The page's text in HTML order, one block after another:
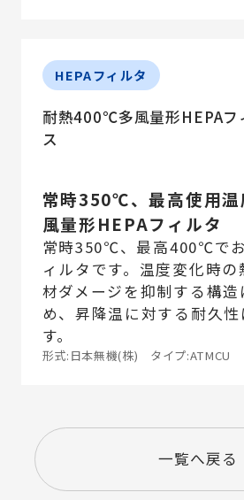
HEPAフィルタ
耐熱400℃多風量形HEPA
ス
常時350℃、最高使用
風量形HEPAフィルタ
常時350℃、最高400℃で
ィルタです。温度変化時
材ダメージを抑制する構造
め、昇降温に対する耐久性
す。
形式:日本無機(株) タイプ:ATMCU
一覧へ戻る